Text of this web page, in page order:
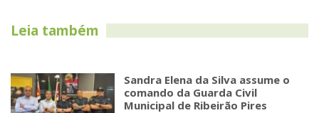
Leia também
Sandra Elena da Silva assume o
comando da Guarda Civil
Municipal de Ribeirão Pires